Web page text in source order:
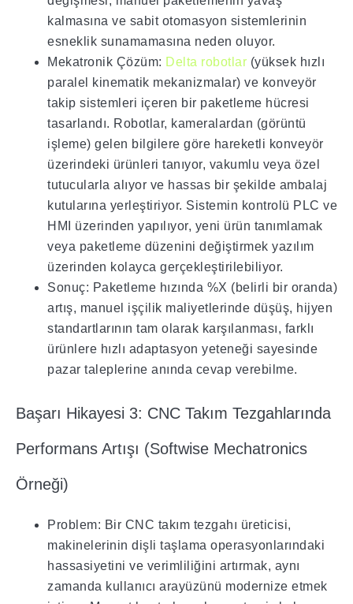
kalmasına ve sabit otomasyon sistemlerinin
esneklik sunamamasına neden oluyor.
Mekatronik Çözüm: Delta robotlar (yüksek hızlı
paralel kinematik mekanizmalar) ve konveyör
takip sistemleri içeren bir paketleme hücresi
tasarlandı. Robotlar, kameralardan (görüntü
işleme) gelen bilgilere göre hareketli konveyör
üzerindeki ürünleri tanıyor, vakumlu veya özel
tutucularla alıyor ve hassas bir şekilde ambalaj
kutularına yerleştiriyor. Sistemin kontrolü PLC ve
HMI üzerinden yapılıyor, yeni ürün tanımlamak
veya paketleme düzenini değiştirmek yazılım
üzerinden kolayca gerçekleştirilebiliyor.
Sonuç: Paketleme hızında %X (belirli bir oranda)
artış, manuel işçilik maliyetlerinde düşüş, hijyen
standartlarının tam olarak karşılanması, farklı
ürünlere hızlı adaptasyon yeteneği sayesinde
pazar taleplerine anında cevap verebilme.
Başarı Hikayesi 3: CNC Takım Tezgahlarında
Performans Artışı (Softwise Mechatronics
Örneği)
Problem: Bir CNC takım tezgahı üreticisi,
makinelerinin dişli taşlama operasyonlarındaki
hassasiyetini ve verimliliğini artırmak, aynı
zamanda kullanıcı arayüzünü modernize etmek